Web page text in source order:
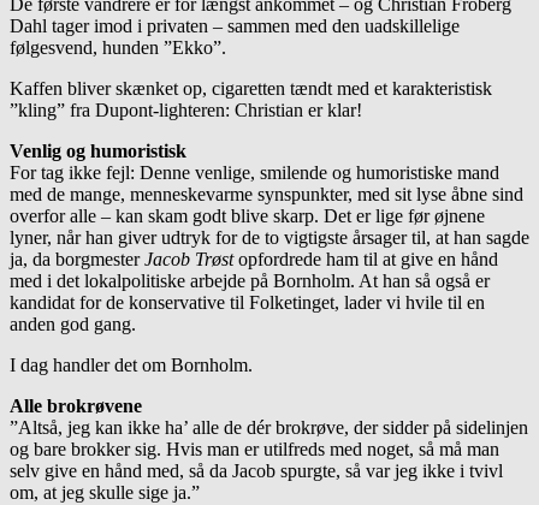
De første vandrere er for længst ankommet – og Christian Froberg
Dahl tager imod i privaten – sammen med den uadskillelige
følgesvend, hunden ”Ekko”.
Kaffen bliver skænket op, cigaretten tændt med et karakteristisk
”kling” fra Dupont-lighteren: Christian er klar!
Venlig og humoristisk
For tag ikke fejl: Denne venlige, smilende og humoristiske mand
med de mange, menneskevarme synspunkter, med sit lyse åbne sind
overfor alle – kan skam godt blive skarp. Det er lige før øjnene
lyner, når han giver udtryk for de to vigtigste årsager til, at han sagde
ja, da borgmesterJacob Trøstopfordrede ham til at give en hånd
med i det lokalpolitiske arbejde på Bornholm. At han så også er
kandidat for de konservative til Folketinget, lader vi hvile til en
anden god gang.
I dag handler det om Bornholm.
Alle brokrøvene
”Altså, jeg kan ikke ha’ alle de dér brokrøve, der sidder på sidelinjen
og bare brokker sig. Hvis man er utilfreds med noget, så må man
selv give en hånd med, så da Jacob spurgte, så var jeg ikke i tvivl
om, at jeg skulle sige ja.”